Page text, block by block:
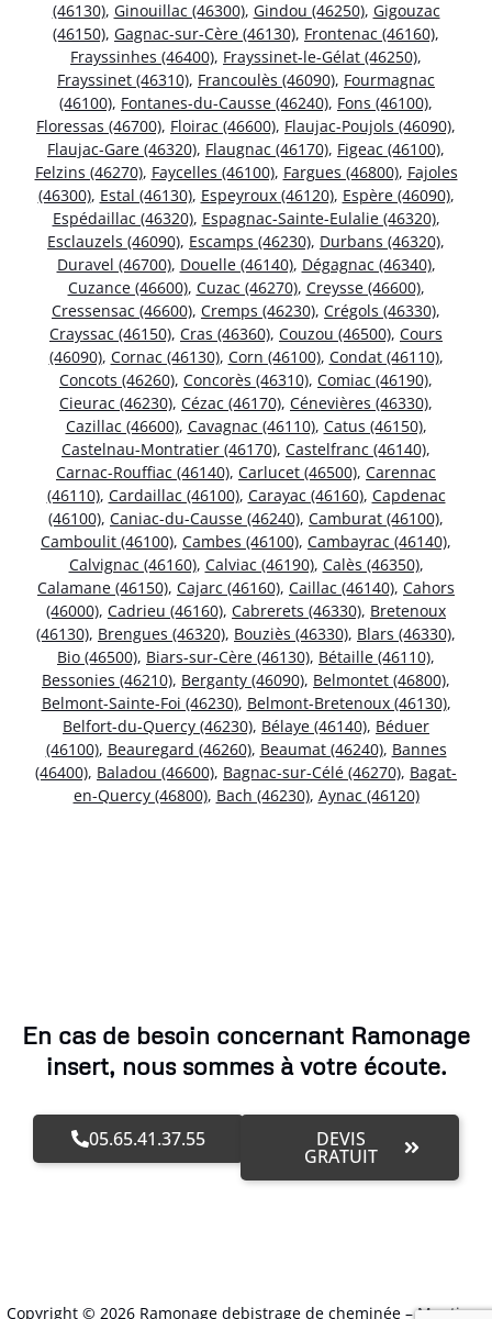
(46130), Ginouillac (46300), Gindou (46250), Gigouzac
(46150), Gagnac-sur-Cère (46130), Frontenac (46160),
Frayssinhes (46400), Frayssinet-le-Gélat (46250),
Frayssinet (46310), Francoulès (46090), Fourmagnac
(46100), Fontanes-du-Causse (46240), Fons (46100),
Floressas (46700), Floirac (46600), Flaujac-Poujols (46090),
Flaujac-Gare (46320), Flaugnac (46170), Figeac (46100),
Felzins (46270), Faycelles (46100), Fargues (46800), Fajoles
(46300), Estal (46130), Espeyroux (46120), Espère (46090),
Espédaillac (46320), Espagnac-Sainte-Eulalie (46320),
Esclauzels (46090), Escamps (46230), Durbans (46320),
Duravel (46700), Douelle (46140), Dégagnac (46340),
Cuzance (46600), Cuzac (46270), Creysse (46600),
Cressensac (46600), Cremps (46230), Crégols (46330),
Crayssac (46150), Cras (46360), Couzou (46500), Cours
(46090), Cornac (46130), Corn (46100), Condat (46110),
Concots (46260), Concorès (46310), Comiac (46190),
Cieurac (46230), Cézac (46170), Cénevières (46330),
Cazillac (46600), Cavagnac (46110), Catus (46150),
Castelnau-Montratier (46170), Castelfranc (46140),
Carnac-Rouffiac (46140), Carlucet (46500), Carennac
(46110), Cardaillac (46100), Carayac (46160), Capdenac
(46100), Caniac-du-Causse (46240), Camburat (46100),
Camboulit (46100), Cambes (46100), Cambayrac (46140),
Calvignac (46160), Calviac (46190), Calès (46350),
Calamane (46150), Cajarc (46160), Caillac (46140), Cahors
(46000), Cadrieu (46160), Cabrerets (46330), Bretenoux
(46130), Brengues (46320), Bouziès (46330), Blars (46330),
Bio (46500), Biars-sur-Cère (46130), Bétaille (46110),
Bessonies (46210), Berganty (46090), Belmontet (46800),
Belmont-Sainte-Foi (46230), Belmont-Bretenoux (46130),
Belfort-du-Quercy (46230), Bélaye (46140), Béduer
(46100), Beauregard (46260), Beaumat (46240), Bannes
(46400), Baladou (46600), Bagnac-sur-Célé (46270), Bagat-
en-Quercy (46800), Bach (46230), Aynac (46120)
En cas de besoin concernant Ramonage
insert, nous sommes à votre écoute.
05.65.41.37.55 DEVIS
GRATUIT
Copyright © 2026 Ramonage debistrage de cheminée –Mentions